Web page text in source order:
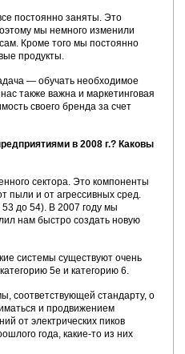
постоянно заняты. Это
мы немного изменили
Кроме того мы постоянно
продукты.
— обучать необходимое
также важна и маркетинговая
своего бренда за счет
в 2008 г.? Каковы
сектора. Это компоненты
пыли и от агрессивных сред.
до 54). В 2007 году мы
нам быстро создать новую
системы существуют очень
5е и категорию 6.
соответствующей стандарту, о
и продвижением
от электрических пиков
года, какие-то из них